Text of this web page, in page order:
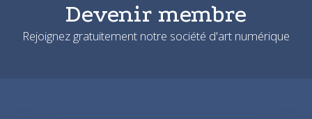
Devenir membre
Rejoignez gratuitement notre société d'art numérique